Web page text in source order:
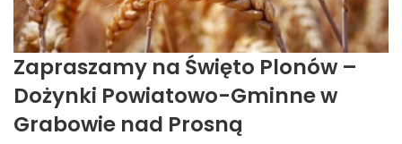
Zapraszamy na Święto Plonów –
Dożynki Powiatowo-Gminne w
Grabowie nad Prosną